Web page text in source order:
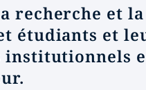
recherche et
étudiants et